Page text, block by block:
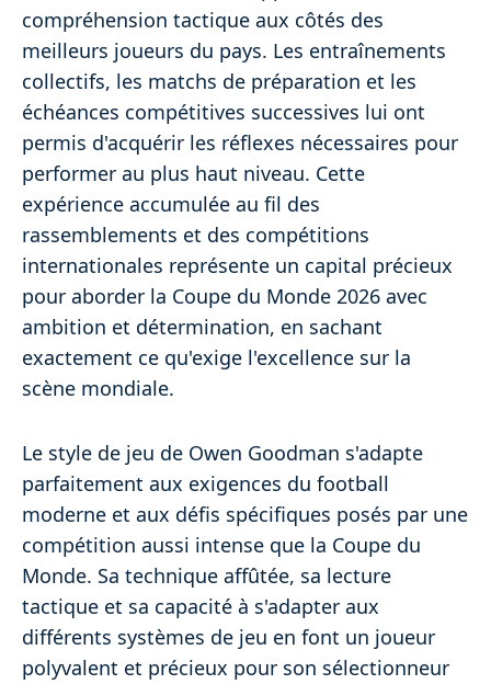
compréhension tactique aux côtés des
meilleurs joueurs du pays. Les entraînements
collectifs, les matchs de préparation et les
échéances compétitives successives lui ont
permis d'acquérir les réflexes nécessaires pour
performer au plus haut niveau. Cette
expérience accumulée au fil des
rassemblements et des compétitions
internationales représente un capital précieux
pour aborder la Coupe du Monde 2026 avec
ambition et détermination, en sachant
exactement ce qu'exige l'excellence sur la
scène mondiale.
Le style de jeu de Owen Goodman s'adapte
parfaitement aux exigences du football
moderne et aux défis spécifiques posés par une
compétition aussi intense que la Coupe du
Monde. Sa technique affûtée, sa lecture
tactique et sa capacité à s'adapter aux
différents systèmes de jeu en font un joueur
polyvalent et précieux pour son sélectionneur